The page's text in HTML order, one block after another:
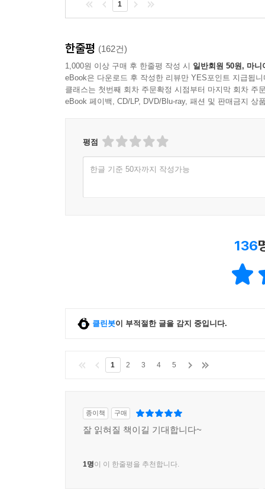
1
한줄평 (162건)
1,000원 이상 구매 후 한줄평 작성 시 일반회원 50원, 마니
eBook은 다운로드 후 작성한 리뷰만 YES포인트 지급됩니
클래스는 첫번째 회차 주문확정 시점부터 마지막 회차 주
eBook 페이백, CD/LP, DVD/Blu-ray, 패션 및 판매금지 상
평점
한글 기준 50자까지 작성가능
136
클린봇이 부적절한 글을 감지 중입니다.
1 2 3 4 5
종이책 구매
잘 읽혀질 책이길 기대합니다~
1명이 이 한줄평을 추천합니다.